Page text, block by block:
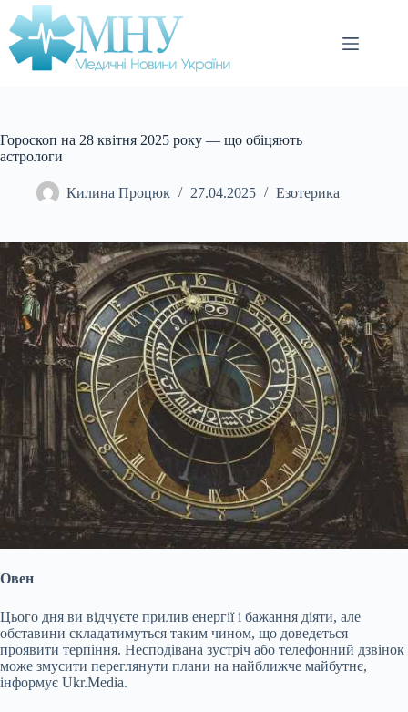
Перейти
до
вмісту
Гороскоп на 28 квітня 2025 року — що обіцяють
астрологи
Килина Процюк 27.04.2025 Езотерика
Овен
Цього дня ви відчуєте прилив енергії і бажання діяти, але
обставини складатимуться таким чином, що доведеться
проявити терпіння. Несподівана зустріч або телефонний дзвінок
може змусити переглянути плани на найближче майбутнє,
інформує Ukr.Media.